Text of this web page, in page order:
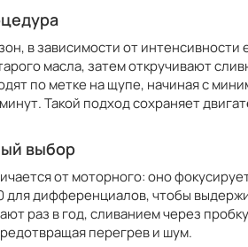
в зависимости от
масла, затем откручивают
по метке на щупе, начиная с
Такой подход сохраняет
выбор
от моторного: оно
для дифференциалов, чтобы
раз в год, сливанием через
перегрев и шум.